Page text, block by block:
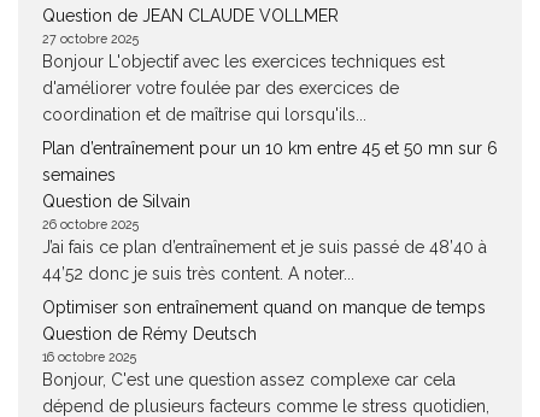
Question de JEAN CLAUDE VOLLMER
27 octobre 2025
Bonjour L'objectif avec les exercices techniques est
d'améliorer votre foulée par des exercices de
coordination et de maîtrise qui lorsqu'ils...
Plan d’entraînement pour un 10 km entre 45 et 50 mn sur 6
semaines
Question de Silvain
26 octobre 2025
J’ai fais ce plan d’entraînement et je suis passé de 48’40 à
44’52 donc je suis très content. A noter...
Optimiser son entraînement quand on manque de temps
Question de Rémy Deutsch
16 octobre 2025
Bonjour, C'est une question assez complexe car cela
dépend de plusieurs facteurs comme le stress quotidien,